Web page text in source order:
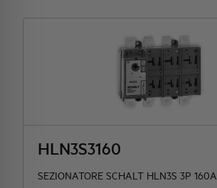
HLN3S3160
SEZIONATORE SCHALT HLN3S 3P 160A